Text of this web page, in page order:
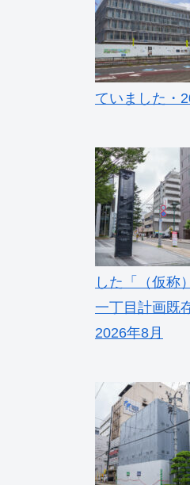
ていました・
した「（仮称
一丁目計画既
2026年8月